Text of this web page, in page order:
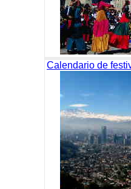
Calendario de